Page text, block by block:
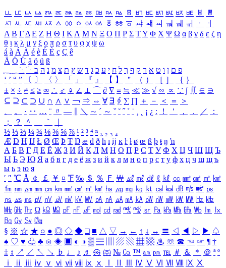
ㅥ ㅦ ㅧ ㅨ ㅩ ㅪ ㅫ ㅬ ㅭ ㅮ ㅯ ㅰ ㅱ ㅲ ㅳ ㅴ ㅵ ㅶ ㅷ ㅸ
ㅹ
ㅺ ㅻ ㅼ ㅽ ㅾ ㅿ ㆀ ㆁ ㆂ ㆃ ㆄ ㆅ ㆆ ㆇ ㆈ ㆉ ㆊ ㆋ ㆌ ㆍ
ㆎ
Α Β ΓΔ Ε Ζ Η Θ Ι ΚΛ Μ Ν Ξ Ο Π Ρ Σ ΤΥ Φ Χ Ψ Ω α β γ δ ε ζ η
θ ι κ λ μ ν ξ ο π ρ σ τ υ φ χ ψ ω
á à Á À é è É È ç Ç ê
Ä Ö Ü ä ö ü ß
ִֶֹ ֻּ ׁׂ פ ם ן ו ט א ר ק ף ך ל ח י ע כ ג ד ש ץ ת צ מ נ ה ב
‘ ’ “ ” 〔 〕 〈 〉 「 」 『 』 【 】 ＂ （ ） ［ ］ ｛ ｝
± × ÷ ≠ ≤ ≥ ∞ ∴ ♂ ♀ ∠ ⊥ ⌒ ∂ ∇ ≡ ≒ ≪ ≫ √ ∽ ∝ ∵ ∫ ∬ ∈ ∋
⊆ ⊇ ⊂ ⊃ ∪ ∩ ∧ ∨ ￢ ⇒ ⇔ ∀ ∃ ∮ ∑ ∏ ＋ － ＜ ＝
＞
、
。 · ‥ … ¨ 〃 ― ＼ ∼ ´ ～ ˇ ˘ ˝ ˚ ˙ ¸ ¡ ¿ ː ！ ＇ ， ． ／
：
；
？ ＾ ｀
½ ⅓ ⅔ ¼ ¾ ⅛ ⅜ ⅝ ⅞ ¹ ² ³ ⁴ ⁿ ₁ ₂ ₃ ₄
Æ Ð Ħ Ĳ Ł Ø Œ Þ Ŧ Ŋ æ đ ð ħ ı ĳ ĸ ŀ ł ø œ ß þ ŧ ŋ ŉ
А Б В Г Д Е Ё Ж З И Й К Л М Н О П Р С Т У Ф Х Ц Ч Ш Щ Ъ
Ы Ь Э Ю Я а б в г д е ё ж з и й к л м н о п р с т у ф х ц ч ш щ ъ
ы ь э ю я
′ ″ ℃ Å ￠ ￡ ￥ ¤ ℉ ‰ ＄ ％ Ｆ ￦ ㎕ ㎖ ㎗ ℓ ㎘ ㏄ ㎣ ㎤ ㎥ ㎦
㎙ ㎚ ㎛ ㎜ ㎝ ㎞ ㎟ ㎠ ㎡ ㎢ ㏊ ㎍ ㎎ ㎏ ㏏ ㎈ ㎉ ㏈ ㎧ ㎨ ㎰
㎱ ㎲ ㎳ ㎴ ㎵ ㎶ ㎷ ㎸ ㎹ ㎀ ㎁ ㎂ ㎃ ㎄ ㎺ ㎻ ㎽ ㎾ ㎿ ㎐ ㎑
㎒ ㎓ ㎔ Ω ㏀ ㏁ ㎊ ㎋ ㎌ ㏖ ㏅ ㎭ ㎮ ㎯ ㏛ ㎩ ㎪ ㎫ ㎬ ㏝ ㏐
㏓
㏃ ㏉ ㏜ ㏆
§ ※ ☆ ★ ○ ● ◎ ◇ ◆ □ ■ △ ▽ → ← ↑ ↓ ↔ 〓 ◁ ◀ ▷ ▶ ♤
♠ ♡ ♥ ♧ ♣ ⊙ ◈ ▣ ◐ ◑ ▒ ▤ ▨ ▧ ▦ ▩ ♨ ☏ ☎ ☜ ☞ ¶ †
‡ ↕ ↗ ↙ ↖ ↘ ♭ ♩ ♪ ♬ ㉿ ㈜ № ㏇ ™ ㏂ ㏘ ℡ ＃ ＆ ＊ ＠ ª º
ⅰ
ⅱ ⅲ ⅳ ⅴ ⅵ ⅶ ⅷ ⅸ ⅹ Ⅳ Ⅴ Ⅵ Ⅶ Ⅷ Ⅸ Ⅹ